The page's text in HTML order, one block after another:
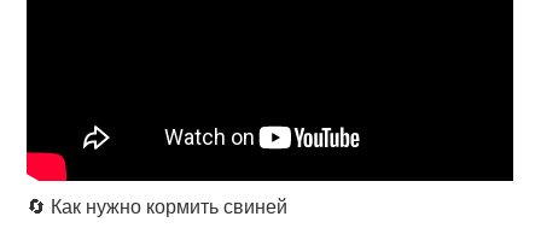
🔄 Как нужно кормить свиней